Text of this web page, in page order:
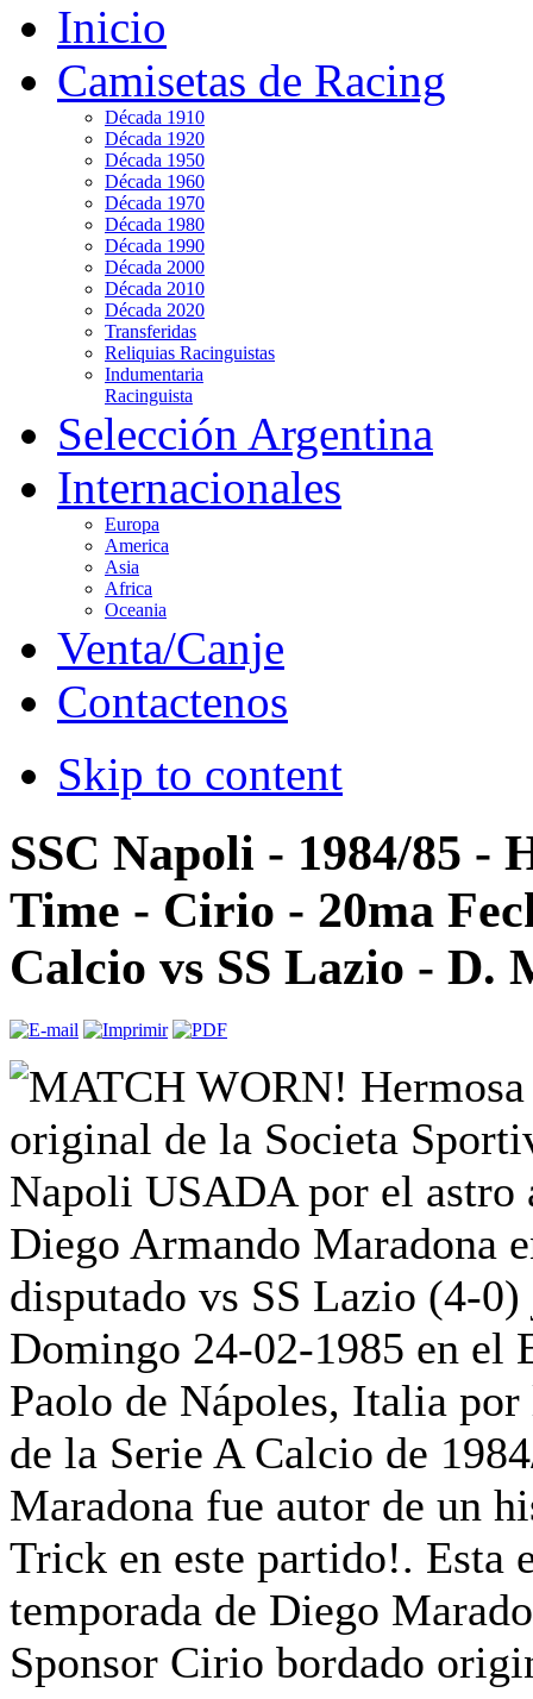
Inicio
Camisetas de Racing
Década 1910
Década 1920
Década 1950
Década 1960
Década 1970
Década 1980
Década 1990
Década 2000
Década 2010
Década 2020
Transferidas
Reliquias Racinguistas
Indumentaria
Racinguista
Selección Argentina
Internacionales
Europa
America
Asia
Africa
Oceania
Venta/Canje
Contactenos
Skip to content
SSC Napoli - 1984/85 -
Time - Cirio - 20ma
Calcio vs SS Lazio - D.